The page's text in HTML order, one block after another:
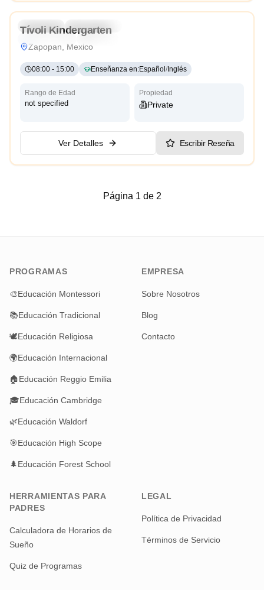
Preschool
Kindergarten
Tívoli Kindergarten
Zapopan, Mexico
08:00 - 15:00 Enseñanza en:Español /Inglés
Rango de Edad
not specified
Propiedad
Private
Ver Detalles Escribir Reseña
Página 1 de 2
PROGRAMAS
🎨Educación Montessori
📚Educación Tradicional
🕊️Educación Religiosa
🌍Educación Internacional
🏠Educación Reggio Emilia
🎓Educación Cambridge
🌿Educación Waldorf
🎯Educación High Scope
🌲Educación Forest School
EMPRESA
Sobre Nosotros
Blog
Contacto
HERRAMIENTAS PARA
PADRES
Calculadora de Horarios de
Sueño
Quiz de Programas
LEGAL
Política de Privacidad
Términos de Servicio